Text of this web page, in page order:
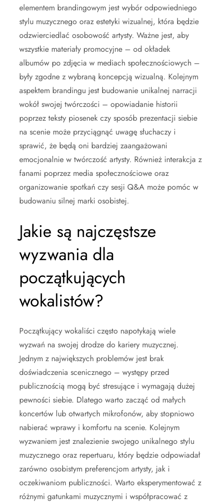
elementem brandingowym jest wybór odpowiedniego
stylu muzycznego oraz estetyki wizualnej, która będzie
odzwierciedlać osobowość artysty. Ważne jest, aby
wszystkie materiały promocyjne – od okładek
albumów po zdjęcia w mediach społecznościowych –
były zgodne z wybraną koncepcją wizualną. Kolejnym
aspektem brandingu jest budowanie unikalnej narracji
wokół swojej twórczości – opowiadanie historii
poprzez teksty piosenek czy sposób prezentacji siebie
na scenie może przyciągnąć uwagę słuchaczy i
sprawić, że będą oni bardziej zaangażowani
emocjonalnie w twórczość artysty. Również interakcja z
fanami poprzez media społecznościowe oraz
organizowanie spotkań czy sesji Q&A może pomóc w
budowaniu silnej marki osobistej.
Jakie są najczęstsze
wyzwania dla
początkujących
wokalistów?
Początkujący wokaliści często napotykają wiele
wyzwań na swojej drodze do kariery muzycznej.
Jednym z największych problemów jest brak
doświadczenia scenicznego – występy przed
publicznością mogą być stresujące i wymagają dużej
pewności siebie. Dlatego warto zacząć od małych
koncertów lub otwartych mikrofonów, aby stopniowo
nabierać wprawy i komfortu na scenie. Kolejnym
wyzwaniem jest znalezienie swojego unikalnego stylu
muzycznego oraz repertuaru, który będzie odpowiadał
zarówno osobistym preferencjom artysty, jak i
oczekiwaniom publiczności. Warto eksperymentować z
różnymi gatunkami muzycznymi i współpracować z